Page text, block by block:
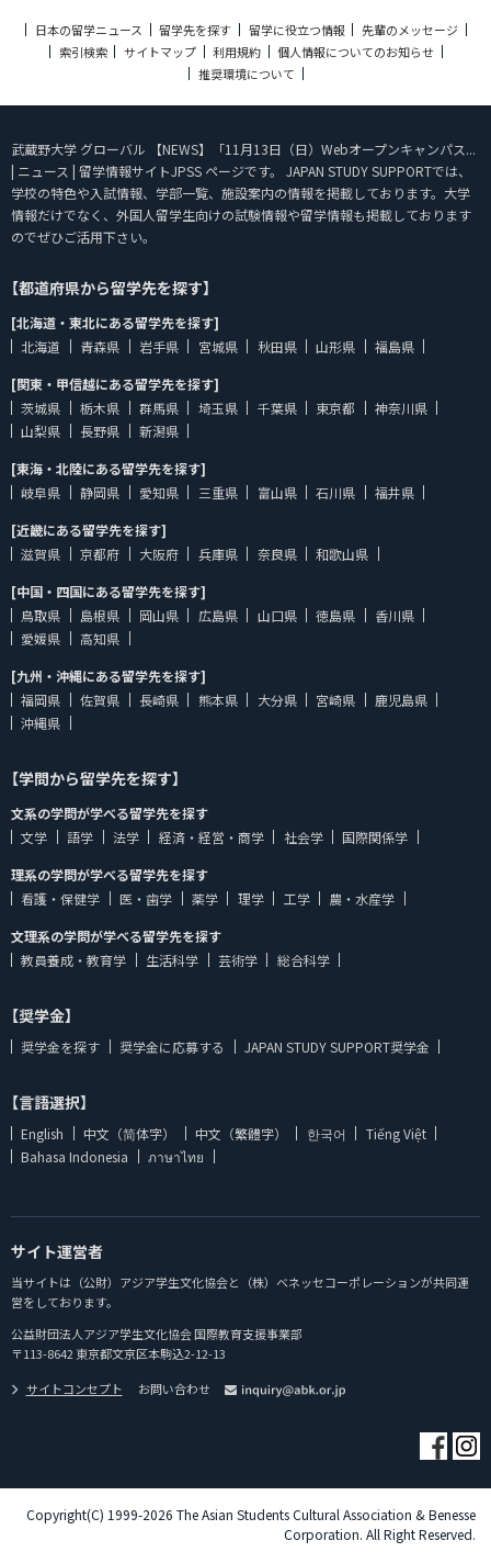
日本の留学ニュース 留学先を探す 留学に役立つ情報
先輩のメッセージ
索引検索
サイトマップ 利用規約
個人情報についてのお知らせ
推奨環境について
武蔵野大学 グローバル 【NEWS】「11月13日（日）Webオープンキャンパス...
| ニュース | 留学情報サイトJPSS ページです。 JAPAN STUDY SUPPORTでは、
学校の特色や入試情報、学部一覧、施設案内の情報を掲載しております。大学
情報だけでなく、外国人留学生向けの試験情報や留学情報も掲載しております
のでぜひご活用下さい。
【都道府県から留学先を探す】
[北海道・東北にある留学先を探す]
北海道
青森県 岩手県 宮城県 秋田県 山形県
福島県
[関東・甲信越にある留学先を探す]
茨城県
栃木県 群馬県 埼玉県 千葉県 東京都
神奈川県
山梨県
長野県
新潟県
[東海・北陸にある留学先を探す]
岐阜県
静岡県 愛知県 三重県 富山県 石川県
福井県
[近畿にある留学先を探す]
滋賀県
京都府 大阪府 兵庫県 奈良県
和歌山県
[中国・四国にある留学先を探す]
鳥取県
島根県 岡山県 広島県 山口県 徳島県
香川県
愛媛県
高知県
[九州・沖縄にある留学先を探す]
福岡県
佐賀県 長崎県 熊本県 大分県 宮崎県
鹿児島県
沖縄県
【学問から留学先を探す】
文系の学問が学べる留学先を探す
文学
語学 法学 経済・経営・商学 社会学
国際関係学
理系の学問が学べる留学先を探す
看護・保健学
医・歯学 薬学 理学 工学
農・水産学
文理系の学問が学べる留学先を探す
教員養成・教育学
生活科学 芸術学 総合科学
【奨学金】
奨学金を探す 奨学金に応募する JAPAN STUDY SUPPORT奨学金
【言語選択】
English 中文（简体字） 中文（繁體字） 한국어
Tiếng Việt
Bahasa Indonesia
ภาษาไทย
サイト運営者
当サイトは（公財）アジア学生文化協会と（株）ベネッセコーポレーションが共同運
営をしております。
公益財団法人アジア学生文化協会 国際教育支援事業部
〒113-8642 東京都文京区本駒込2-12-13
サイトコンセプト
お問い合わせ
Copyright(C) 1999-2026 The Asian Students Cultural Association & Benesse
Corporation. All Right Reserved.